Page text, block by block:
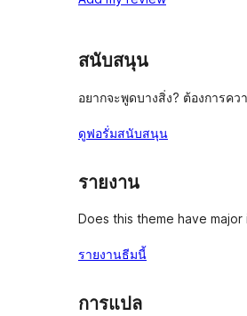
reviews
star
สนับสนุน
อยากจะพูดบางสิ่ง? ต้องการคว
ดูฟอรั่มสนับสนุน
รายงาน
Does this theme have major
รายงานธีมนี้
การแปล